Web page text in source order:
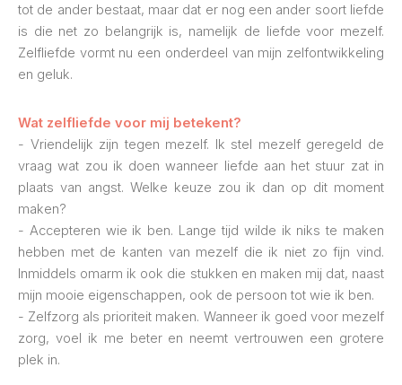
tot de ander bestaat, maar dat er nog een ander soort liefde
is die net zo belangrijk is, namelijk de liefde voor mezelf.
Zelfliefde vormt nu een onderdeel van mijn zelfontwikkeling
en geluk.
Wat zelfliefde voor mij betekent?
- Vriendelijk zijn tegen mezelf. Ik stel mezelf geregeld de
vraag wat zou ik doen wanneer liefde aan het stuur zat in
plaats van angst. Welke keuze zou ik dan op dit moment
maken?
- Accepteren wie ik ben. Lange tijd wilde ik niks te maken
hebben met de kanten van mezelf die ik niet zo fijn vind.
Inmiddels omarm ik ook die stukken en maken mij dat, naast
mijn mooie eigenschappen, ook de persoon tot wie ik ben.
- Zelfzorg als prioriteit maken. Wanneer ik goed voor mezelf
zorg, voel ik me beter en neemt vertrouwen een grotere
plek in.